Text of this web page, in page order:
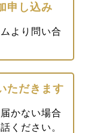
申し込み
より問い合
ただきます
かない場合
ください。